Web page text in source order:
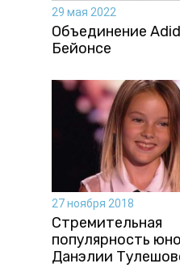
29 мая 2022
Объединение
Бейонсе
27 ноября 2018
Стремительная
популярность
Данэлии